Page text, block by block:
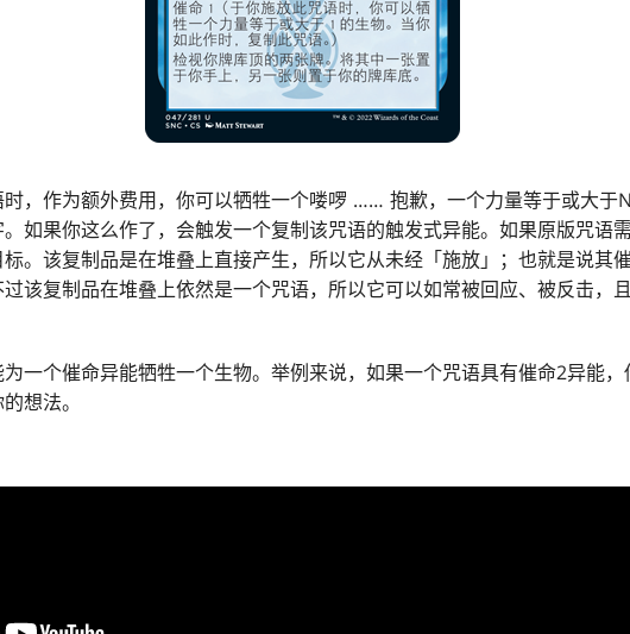
，作为额外费用，你可以牺牲一个喽啰 …… 抱歉，一个力量等于或大于
如果你这么作了，会触发一个复制该咒语的触发式异能。如果原版咒语
。该复制品是在堆叠上直接产生，所以它从未经「施放」；也就是说其
该复制品在堆叠上依然是一个咒语，所以它可以如常被回应、被反击，
一个催命异能牺牲一个生物。举例来说，如果一个咒语具有催命2异能
想法。